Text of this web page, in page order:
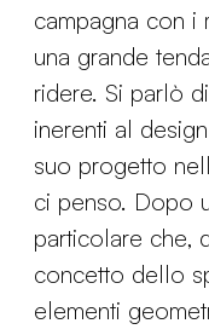
campagna con i
una grande
ridere. Si parlò
inerenti al
suo progetto
ci penso. Dopo
particolare che,
concetto dello
elementi